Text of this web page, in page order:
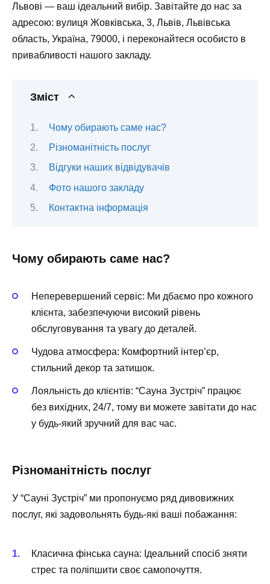
Львові — ваш ідеальний вибір. Завітайте до нас за
адресою: вулиця Жовківська, 3, Львів, Львівська
область, Україна, 79000, і переконайтеся особисто в
привабливості нашого закладу.
Зміст
Чому обирають саме нас?
Різноманітність послуг
Відгуки наших відвідувачів
Фото нашого закладу
Контактна інформація
Чому обирають саме нас?
Неперевершений сервіс: Ми дбаємо про кожного
клієнта, забезпечуючи високий рівень
обслуговування та увагу до деталей.
Чудова атмосфера: Комфортний інтер’єр,
стильний декор та затишок.
Лояльність до клієнтів: “Сауна Зустріч” працює
без вихідних, 24/7, тому ви можете завітати до нас
у будь-який зручний для вас час.
Різноманітність послуг
У “Сауні Зустріч” ми пропонуємо ряд дивовижних
послуг, які задовольнять будь-які ваші побажання:
Класична фінська сауна: Ідеальний спосіб зняти
стрес та поліпшити своє самопочуття.